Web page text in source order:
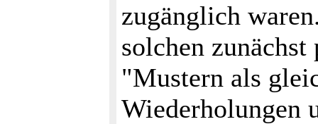
zugänglich
solchen
"Mustern als
Wiederholungen